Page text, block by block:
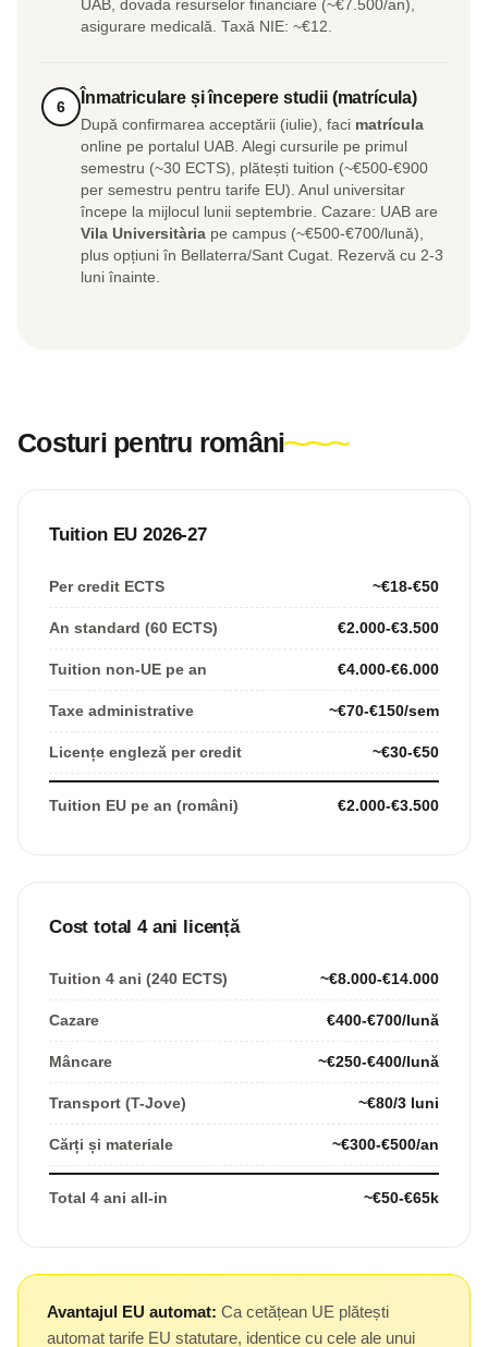
UAB, dovada resurselor financiare (~€7.500/an),
asigurare medicală. Taxă NIE: ~€12.
6 Înmatriculare și începere studii (matrícula)
După confirmarea acceptării (iulie), faci matrícula
online pe portalul UAB. Alegi cursurile pe primul
semestru (~30 ECTS), plătești tuition (~€500-€900
per semestru pentru tarife EU). Anul universitar
începe la mijlocul lunii septembrie. Cazare: UAB are
Vila Universitària pe campus (~€500-€700/lună),
plus opțiuni în Bellaterra/Sant Cugat. Rezervă cu 2-3
luni înainte.
Costuri pentru români
Tuition EU 2026-27
Per credit ECTS ~€18-€50
An standard (60 ECTS) €2.000-€3.500
Tuition non-UE pe an €4.000-€6.000
Taxe administrative ~€70-€150/sem
Licențe engleză per credit ~€30-€50
Tuition EU pe an (români) €2.000-€3.500
Cost total 4 ani licență
Tuition 4 ani (240 ECTS) ~€8.000-€14.000
Cazare €400-€700/lună
Mâncare ~€250-€400/lună
Transport (T-Jove) ~€80/3 luni
Cărți și materiale ~€300-€500/an
Total 4 ani all-in ~€50-€65k
Avantajul EU automat: Ca cetățean UE plătești
automat tarife EU statutare, identice cu cele ale unui